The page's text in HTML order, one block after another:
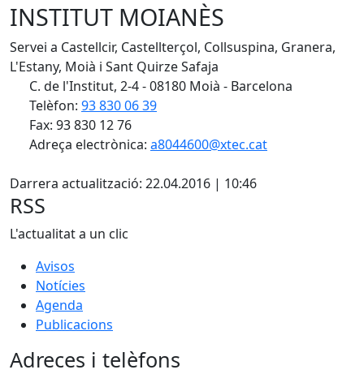
INSTITUT MOIANÈS
Servei a Castellcir, Castellterçol, Collsuspina, Granera,
L'Estany, Moià i Sant Quirze Safaja
C. de l'Institut, 2-4 - 08180 Moià - Barcelona
Telèfon: 93 830 06 39
Fax: 93 830 12 76
Adreça electrònica: a8044600@xtec.cat
Darrera actualització: 22.04.2016 | 10:46
RSS
L'actualitat a un clic
Avisos
Notícies
Agenda
Publicacions
Adreces i telèfons